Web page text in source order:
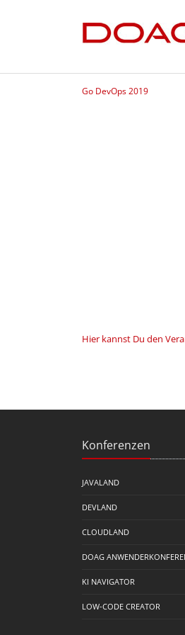
Go DevOps 2019
Hier kannst Du den
Konferenzen
JAVALAND
DEVLAND
CLOUDLAND
DOAG
KI NAVIGATOR
LOW-CODE CREATOR